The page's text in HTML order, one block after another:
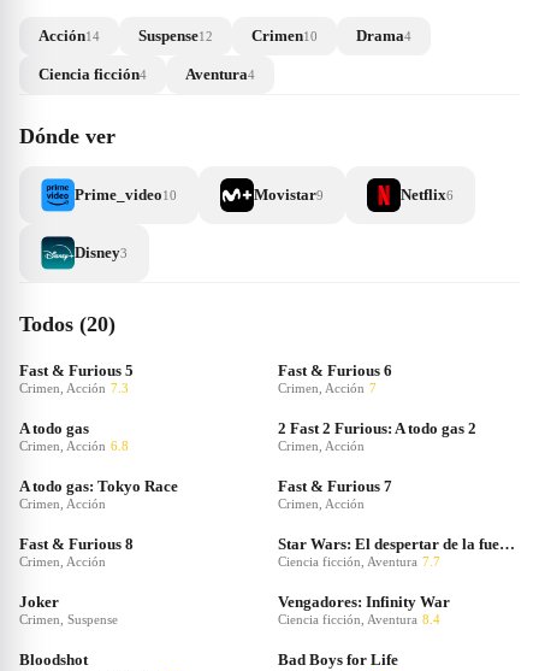
Acción14 Suspense12 Crimen10 Drama4
Ciencia ficción4 Aventura4
Dónde ver
Prime_video10 Movistar9 Netflix6
Disney3
Todos (20)
Fast & Furious 5
Crimen, Acción 7.3
Fast & Furious 6
Crimen, Acción 7
A todo gas
Crimen, Acción 6.8
2 Fast 2 Furious: A todo gas 2
Crimen, Acción
A todo gas: Tokyo Race
Crimen, Acción
Fast & Furious 7
Crimen, Acción
Fast & Furious 8
Crimen, Acción
Star Wars: El despertar de la fuerza
Ciencia ficción, Aventura 7.7
Joker
Crimen, Suspense
Vengadores: Infinity War
Ciencia ficción, Aventura 8.4
Bloodshot Bad Boys for Life